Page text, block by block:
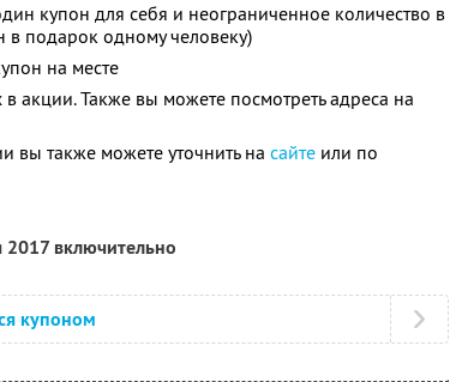
купон для себя и неограниченное количество в
в подарок одному человеку)
на месте
в акции. Также вы можете посмотреть адреса на
также можете уточнить на сайте или по
2017 включительно
купоном